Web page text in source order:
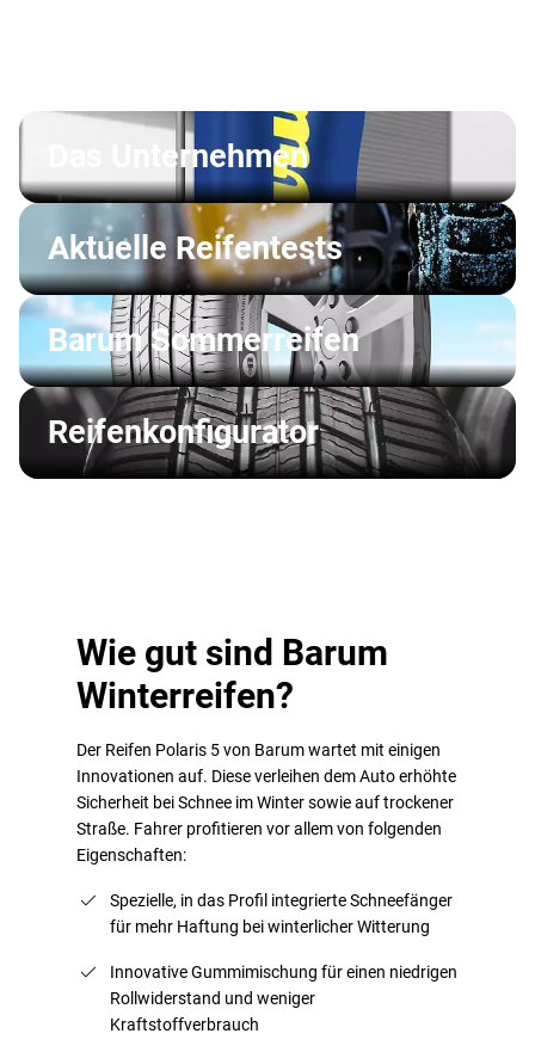
Das Unternehmen
Aktuelle Reifentests
Barum Sommerreifen
Reifenkonfigurator
Wie gut sind Barum
Winterreifen?
Der Reifen Polaris 5 von Barum wartet mit einigen
Innovationen auf. Diese verleihen dem Auto erhöhte
Sicherheit bei Schnee im Winter sowie auf trockener
Straße. Fahrer profitieren vor allem von folgenden
Eigenschaften:
Spezielle, in das Profil integrierte Schneefänger
für mehr Haftung bei winterlicher Witterung
Innovative Gummimischung für einen niedrigen
Rollwiderstand und weniger
Kraftstoffverbrauch